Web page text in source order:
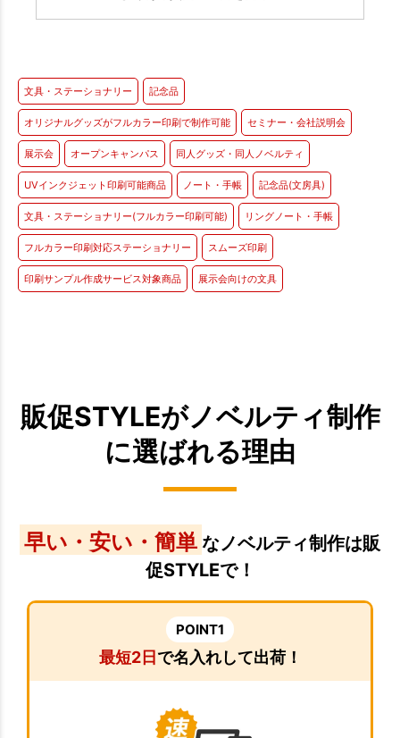
文具・ステーショナリー 記念品
オリジナルグッズがフルカラー印刷で制作可能 セミナー・会社説明会
展示会 オープンキャンパス 同人グッズ・同人ノベルティ
UVインクジェット印刷可能商品 ノート・手帳 記念品(文房具)
文具・ステーショナリー(フルカラー印刷可能) リングノート・手帳
フルカラー印刷対応ステーショナリー スムーズ印刷
印刷サンプル作成サービス対象商品 展示会向けの文具
販促STYLEがノベルティ制作
に選ばれる理由
早い・安い・簡単 なノベルティ制作は販
促STYLEで！
POINT1
最短2日 で名入れして出荷！